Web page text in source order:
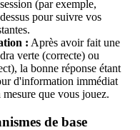
(par exemple,
pour suivre vos
: Après avoir fait une
verte (correcte) ou
la bonne réponse étant
d'information immédiat
que vous jouez.
de base